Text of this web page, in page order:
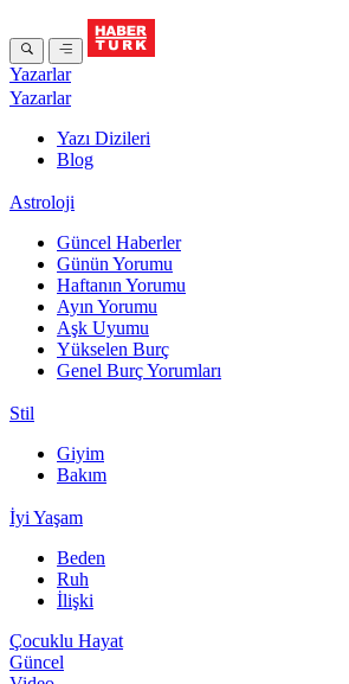
Yazarlar
Yazarlar
Yazı Dizileri
Blog
Astroloji
Güncel Haberler
Günün Yorumu
Haftanın Yorumu
Ayın Yorumu
Aşk Uyumu
Yükselen Burç
Genel Burç Yorumları
Stil
Giyim
Bakım
İyi Yaşam
Beden
Ruh
İlişki
Çocuklu Hayat
Güncel